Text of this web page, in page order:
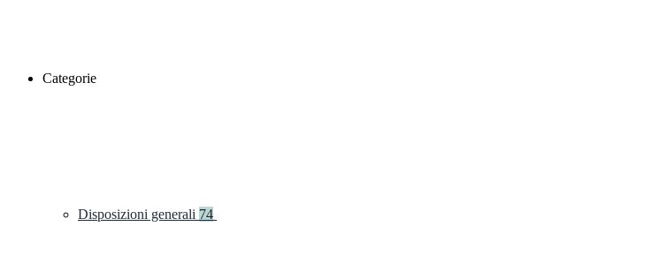
Categorie
Disposizioni generali 74